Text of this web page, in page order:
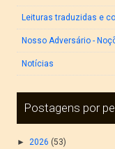
Leituras traduzidas e
Nosso Adversário -
Notícias
Postagens por
► 2026 (53)